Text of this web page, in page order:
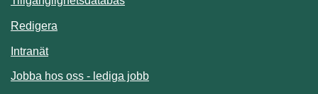
Redigera
IntranätLänk till annan webbplats.
Jobba hos oss - lediga jobb